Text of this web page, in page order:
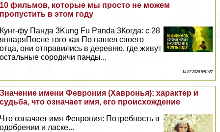
10 фильмов, которые мы просто не можем
пропустить в этом году
Кунг-фу Панда 3Kung Fu Panda 3Когда: с 28
январяПосле того как По нашел своего
отца, они отправились в деревню, где живут
остальные сородичи панды...
14 07 2026 8:51:27
Значение имени Феврония (Хавронья): хаpaктер и
судьба, что означает имя, его происхождение
Что означает имя Феврония: Потребность в
одобрении и ласке...